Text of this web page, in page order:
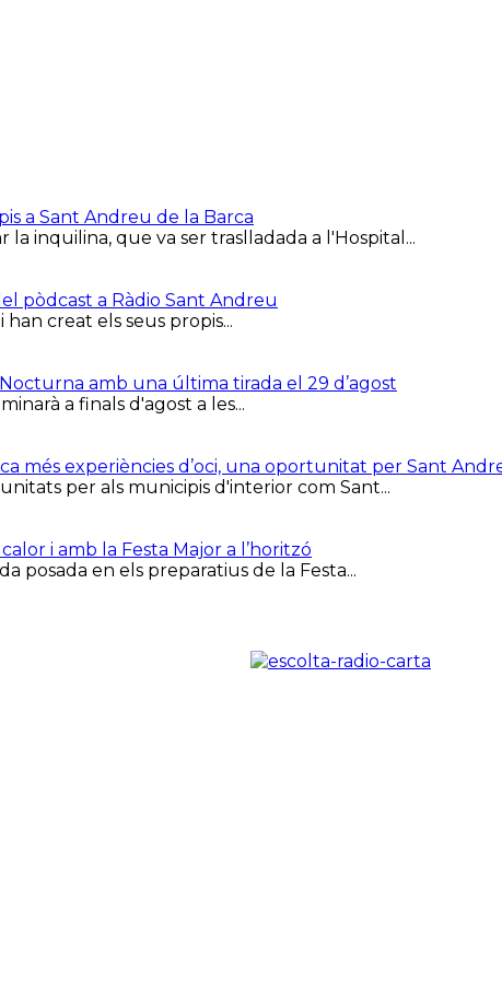
a Sant Andreu de la Barca
inquilina, que va ser traslladada a l'Hospital...
pòdcast a Ràdio Sant Andreu
creat els seus propis...
amb una última tirada el 29 d’agost
a finals d'agost a les...
més experiències d’oci, una oportunitat per Sant
per als municipis d'interior com Sant...
i amb la Festa Major a l’horitzó
posada en els preparatius de la Festa...